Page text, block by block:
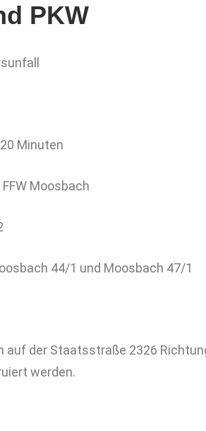
PKW
Minuten
Moosbach
44/1 und Moosbach 47/1
auf der Staatsstraße 2326
werden.